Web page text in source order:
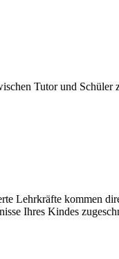
Tutor und Schüler
Lehrkräfte kommen
Ihres Kindes